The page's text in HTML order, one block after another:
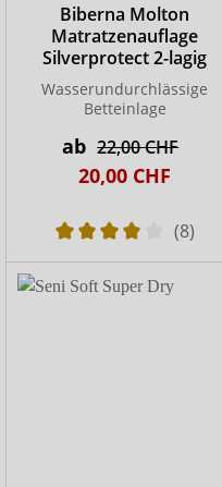
Biberna Molton
Matratzenauflage
Silverprotect 2-lagig
Wasserundurchlässige
Betteinlage
ab 22,00 CHF
20,00 CHF
(8)